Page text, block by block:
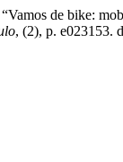
de bike:
, (2), p. e023153.